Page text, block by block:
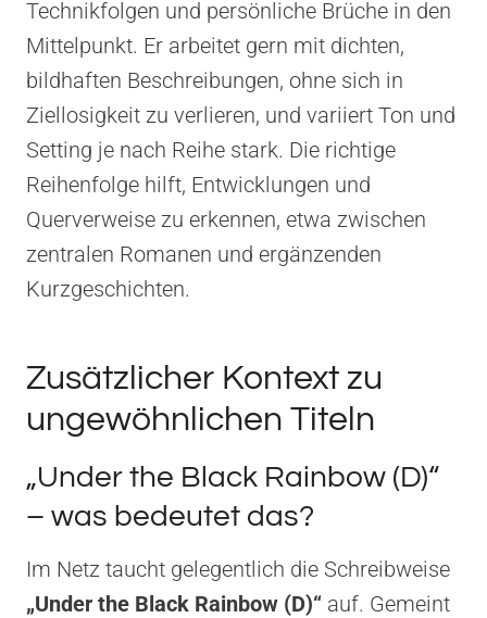
Technikfolgen und persönliche Brüche in den
Mittelpunkt. Er arbeitet gern mit dichten,
bildhaften Beschreibungen, ohne sich in
Ziellosigkeit zu verlieren, und variiert Ton und
Setting je nach Reihe stark. Die richtige
Reihenfolge hilft, Entwicklungen und
Querverweise zu erkennen, etwa zwischen
zentralen Romanen und ergänzenden
Kurzgeschichten.
Zusätzlicher Kontext zu
ungewöhnlichen Titeln
„Under the Black Rainbow (D)“
– was bedeutet das?
Im Netz taucht gelegentlich die Schreibweise
„Under the Black Rainbow (D)“ auf. Gemeint